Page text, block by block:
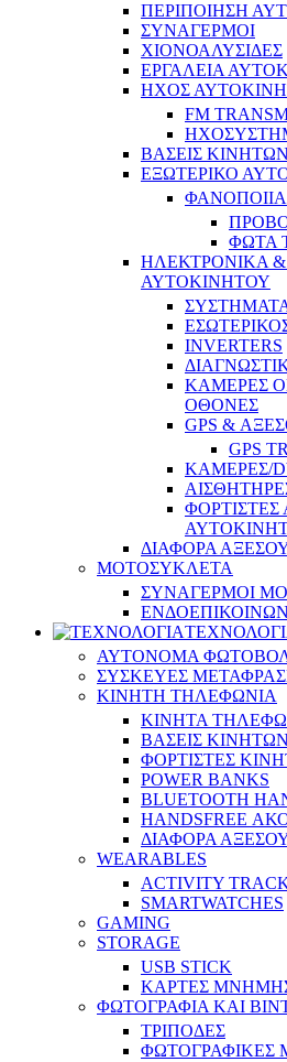
ΠΕΡΙΠΟΙΗΣΗ
ΣΥΝΑΓΕΡΜΟΙ
ΧΙΟΝΟΑΛΥΣΙΔΕΣ
ΕΡΓΑΛΕΙΑ
ΗΧΟΣ
FM
ΒΑΣΕΙΣ
ΕΞΩΤΕΡΙΚΟ
ΦΑΝΟΠΟΙΙΑ
ΦΩΤΑ
ΗΛΕΚΤΡΟΝΙΚΑ
ΑΥΤΟΚΙΝΗΤΟΥ
INVERTERS
ΚΑΜΕΡΕΣ
ΟΘΟΝΕΣ
GPS &
GPS
ΚΑΜΕΡΕΣ/
ΔΙΑΦΟΡΑ
ΜΟΤΟΣΥΚΛΕΤΑ
ΣΥΝΑΓΕΡΜΟΙ
ΑΥΤΟΝΟΜΑ
ΣΥΣΚΕΥΕΣ
ΚΙΝΗΤΗ ΤΗΛΕΦΩΝΙΑ
ΚΙΝΗΤΑ
ΒΑΣΕΙΣ
ΦΟΡΤΙΣΤΕΣ
POWER BANKS
BLUETOOTH
HANDSFREE
ΔΙΑΦΟΡΑ
WEARABLES
ACTIVITY
SMARTWATCHES
GAMING
STORAGE
USB STICK
ΚΑΡΤΕΣ
ΦΩΤΟΓΡΑΦΙΑ ΚΑΙ
ΤΡΙΠΟΔΕΣ
ΦΩΤΟΓΡΑΦΙΚΕΣ